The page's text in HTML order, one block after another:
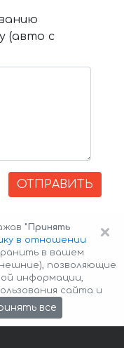
(авто с
ОТПРАВИТЬ
Cookie Policy
×
"Принять
в отношении
в вашем
позволяющие
информации,
сайта и
все